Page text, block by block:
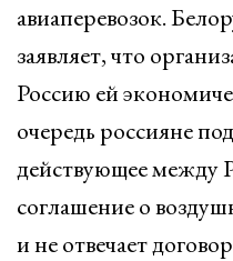
авиаперевозок.
заявляет, что
Россию ей
очередь россияне
действующее между
соглашение о
и не отвечает